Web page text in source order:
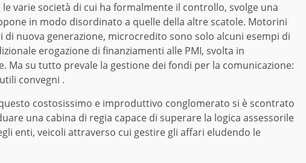
varie società di cui ha formalmente il controllo, svolge una
in modo disordinato a quelle della altre scatole. Motorini
nuova generazione, microcredito sono solo alcuni esempi di
erogazione di finanziamenti alle PMI, svolta in
Ma su tutto prevale la gestione dei fondi per la comunicazione:
convegni .
costosissimo e improduttivo conglomerato si è scontrato
una cabina di regia capace di superare la logica assessorile
enti, veicoli attraverso cui gestire gli affari eludendo le